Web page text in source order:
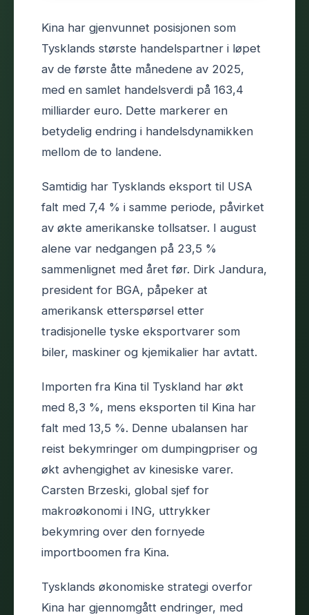
Kina har gjenvunnet posisjonen som
Tysklands største handelspartner i løpet
av de første åtte månedene av 2025,
med en samlet handelsverdi på 163,4
milliarder euro. Dette markerer en
betydelig endring i handelsdynamikken
mellom de to landene.
Samtidig har Tysklands eksport til USA
falt med 7,4 % i samme periode, påvirket
av økte amerikanske tollsatser. I august
alene var nedgangen på 23,5 %
sammenlignet med året før. Dirk Jandura,
president for BGA, påpeker at
amerikansk etterspørsel etter
tradisjonelle tyske eksportvarer som
biler, maskiner og kjemikalier har avtatt.
Importen fra Kina til Tyskland har økt
med 8,3 %, mens eksporten til Kina har
falt med 13,5 %. Denne ubalansen har
reist bekymringer om dumpingpriser og
økt avhengighet av kinesiske varer.
Carsten Brzeski, global sjef for
makroøkonomi i ING, uttrykker
bekymring over den fornyede
importboomen fra Kina.
Tysklands økonomiske strategi overfor
Kina har gjennomgått endringer, med